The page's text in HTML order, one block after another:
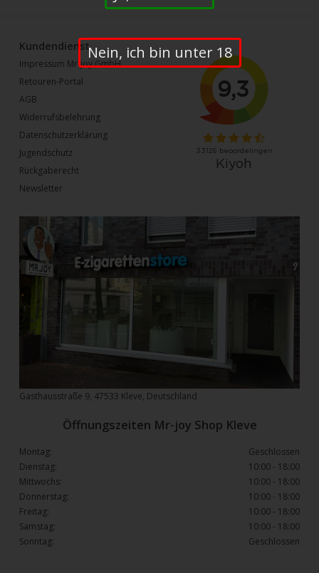
Kundendienst
Impressum Mr-joy GmbH
Retouren-Portal
AGB
Widerrufsbelehrung
Datenschutzerklärung
Jugendschutz
Rückgaberecht
Newsletter
Gasthausstraße 9, 47533 Kleve, Deutschland
Öffnungszeiten Mr-joy Shop Kleve
Montag:
Geschlossen
Dienstag:
10:00 - 18:00
Mittwochs:
10:00 - 18:00
Donnerstag:
10:00 - 18:00
Freitag:
10:00 - 18:00
Samstag:
10:00 - 18:00
Sonntag:
Geschlossen
Nein, ich bin unter 18